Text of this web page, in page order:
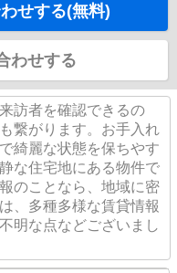
せする(無料)
わせする
訪者を確認できるの
繋がります。お手入れ
綺麗な状態を保ちやす
な住宅地にある物件で
のことなら、地域に密
、多種多様な賃貸情報
明な点などございまし